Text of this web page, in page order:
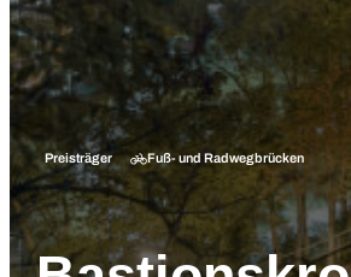
Preisträger Fuß- und Radwegbrücken